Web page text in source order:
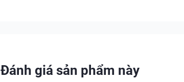
Đánh giá sản phẩm này